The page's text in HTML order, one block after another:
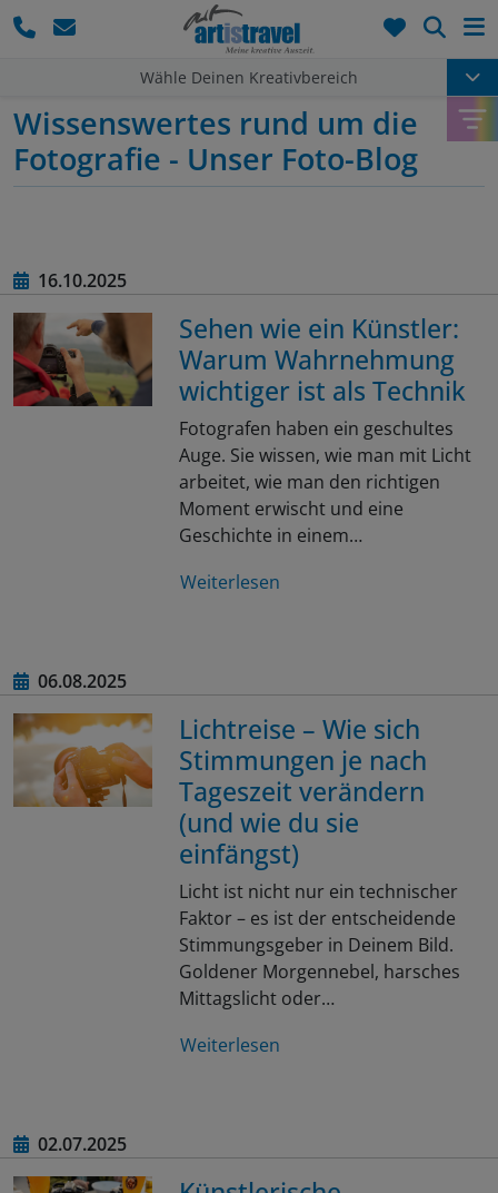
Wähle Deinen Kreativbereich
Fotografie-Blog
News rund um unser Foto-Programm
Wissenswertes rund um die
Fotografie - Unser Foto-Blog
16.10.2025
Sehen wie ein Künstler:
Warum Wahrnehmung
wichtiger ist als Technik
Fotografen haben ein geschultes
Auge. Sie wissen, wie man mit Licht
arbeitet, wie man den richtigen
Moment erwischt und eine
Geschichte in einem…
Weiterlesen
06.08.2025
Lichtreise – Wie sich
Stimmungen je nach
Tageszeit verändern
(und wie du sie
einfängst)
Licht ist nicht nur ein technischer
Faktor – es ist der entscheidende
Stimmungsgeber in Deinem Bild.
Goldener Morgennebel, harsches
Mittagslicht oder…
Weiterlesen
02.07.2025